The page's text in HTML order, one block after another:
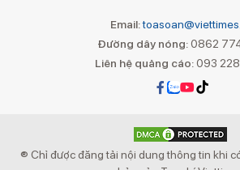
Email:
Đường dây nóng: 0862
Liên hệ quảng cáo:093
® Chỉ được đăng tải nội dung thông tin khi